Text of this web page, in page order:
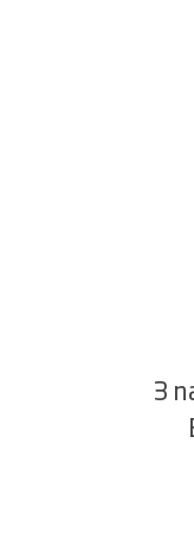
3